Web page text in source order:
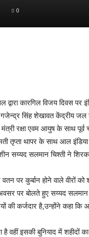
0
कारगिल विजय दिवस पर
सिंह शेखावत केंद्रीय जल
रक्षा एवम आयुष के साथ
तृप्ता थापर के साथ आल
सय्यद सलमान चिश्ती ने
पर कुर्बान होने वाले वीरों को
पर बोलते हुए सय्यद सलमान
की कर्जदार है,उन्होंने कहा
वहीं इसकी बुनियाद में शहीदों